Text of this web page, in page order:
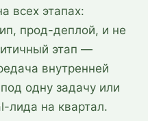
всех этапах:
прод-деплой, и не
этап —
внутренней
одну задачу или
лида на квартал.